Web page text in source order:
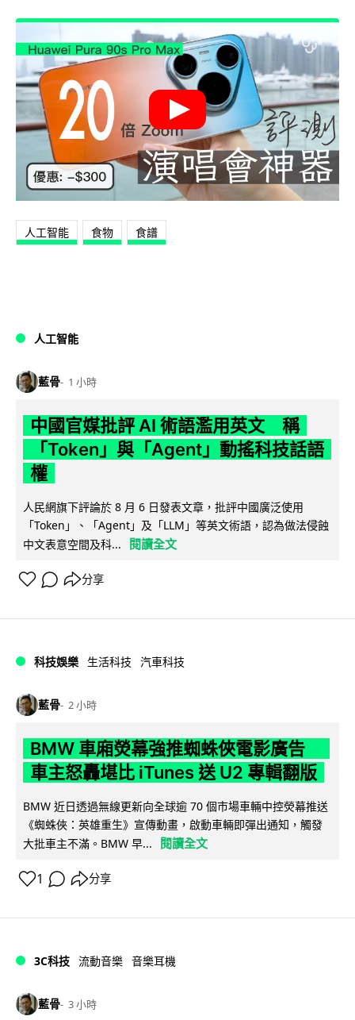
人工智能 食物 食譜
人工智能
藍骨 1 小時
中國官媒批評 AI 術語濫用英文 稱
「Token」與「Agent」動搖科技話語
權
人民網旗下評論於 8 月 6 日發表文章，批評中國廣泛使用
「Token」、「Agent」及「LLM」等英文術語，認為做法侵蝕
中文表意空間及科...
閱讀全文
分享
科技娛樂 生活科技 汽車科技
藍骨 2 小時
BMW 車廂熒幕強推蜘蛛俠電影廣告
車主怒轟堪比 iTunes 送 U2 專輯翻版
BMW 近日透過無線更新向全球逾 70 個市場車輛中控熒幕推送
《蜘蛛俠：英雄重生》宣傳動畫，啟動車輛即彈出通知，觸發
大批車主不滿。BMW 早...
閱讀全文
1 分享
3C科技 流動音樂 音樂耳機
藍骨 3 小時